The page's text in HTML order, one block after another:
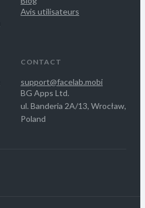
Avis utilisateurs
CONTACT
support@facelab.mobi
BG Apps Ltd.
ul. Banderia 2A/13, Wrocław,
Poland